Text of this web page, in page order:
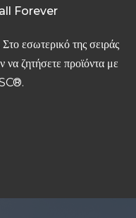
Forever
εσωτερικό της σειράς
ζητήσετε προϊόντα με